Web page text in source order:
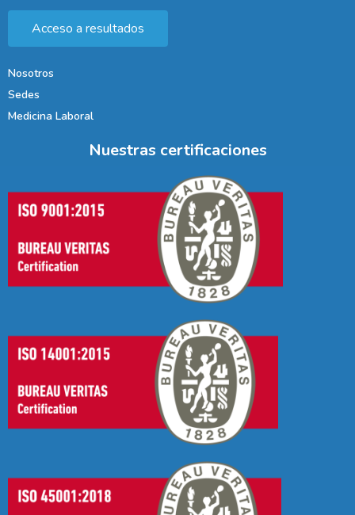
Acceso a resultados
Nosotros
Sedes
Medicina Laboral
Nuestras certificaciones